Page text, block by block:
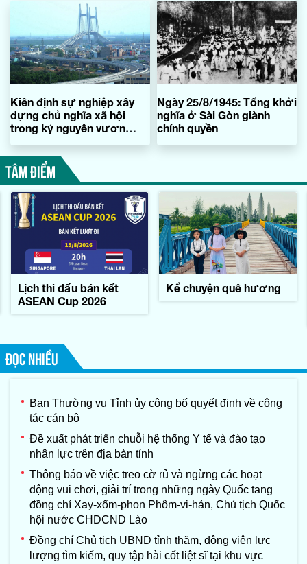
Kiên định sự nghiệp xây
dựng chủ nghĩa xã hội
trong kỷ nguyên vươn
Ngày 25/8/1945: Tổng khởi
nghĩa ở Sài Gòn giành
chính quyền
TÂM ĐIỂM
Lịch thi đấu bán kết
ASEAN Cup 2026
Kể chuyện quê hương
ĐỌC NHIỀU
Ban Thường vụ Tỉnh ủy công bố quyết định về công
tác cán bộ
Đề xuất phát triển chuỗi hệ thống Y tế và đào tạo
nhân lực trên địa bàn tỉnh
Thông báo về việc treo cờ rủ và ngừng các hoạt
động vui chơi, giải trí trong những ngày Quốc tang
đồng chí Xay-xổm-phon Phôm-vi-hản, Chủ tịch Quốc
hội nước CHDCND Lào
Đồng chí Chủ tịch UBND tỉnh thăm, động viên lực
lượng tìm kiếm, quy tập hài cốt liệt sĩ tại khu vực